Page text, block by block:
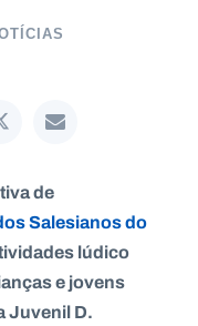
de
Salesianos do
lúdico
e jovens
Juvenil D.